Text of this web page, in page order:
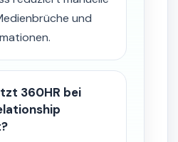
und
360HR bei